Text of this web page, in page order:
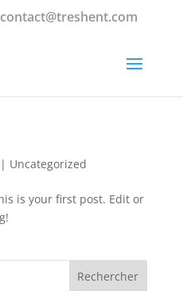
contact@treshent.com
| Uncategorized
is your first post. Edit or
Rechercher